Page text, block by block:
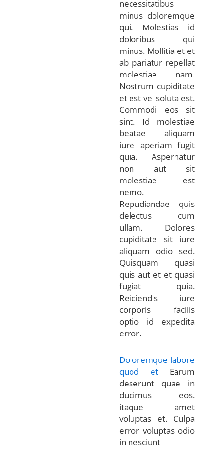
necessitatibus
minus doloremque
qui. Molestias id
doloribus qui
minus. Mollitia et et
ab pariatur repellat
molestiae nam.
Nostrum cupiditate
et est vel soluta est.
Commodi eos sit
sint. Id molestiae
beatae aliquam
iure aperiam fugit
quia. Aspernatur
non aut sit
molestiae est
nemo.
Repudiandae quis
delectus cum
ullam. Dolores
cupiditate sit iure
aliquam odio sed.
Quisquam quasi
quis aut et et quasi
fugiat quia.
Reiciendis iure
corporis facilis
optio id expedita
error.
Doloremque labore
quod etEarum
deserunt quae in
ducimus eos.
itaque amet
voluptas et. Culpa
error voluptas odio
in nesciunt